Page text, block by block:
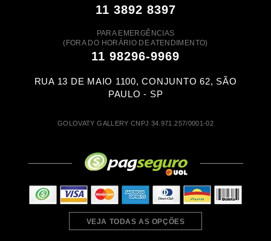
11 3892 8397
PARA EMERGÊNCIAS
(FORA DO HORÁRIO DE ATENDIMENTO)
11 98296-9969
RUA 13 DE MAIO 1100, CONJUNTO 62, SÃO
PAULO - SP
GOLOVATY GALLERY CNPJ 34.971.257/0001-02
VEJA TODAS AS OPÇÕES